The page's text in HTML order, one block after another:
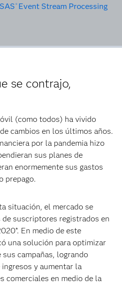
SAS ® Event Stream Processing
se contrajo,
(como todos) ha vivido
cambios en los últimos años.
por la pandemia hizo
sus planes de
enormemente sus gastos
prepago.
situación, el mercado se
suscriptores registrados en
En medio de este
una solución para optimizar
campañas, logrando
y aumentar la
comerciales en medio de la